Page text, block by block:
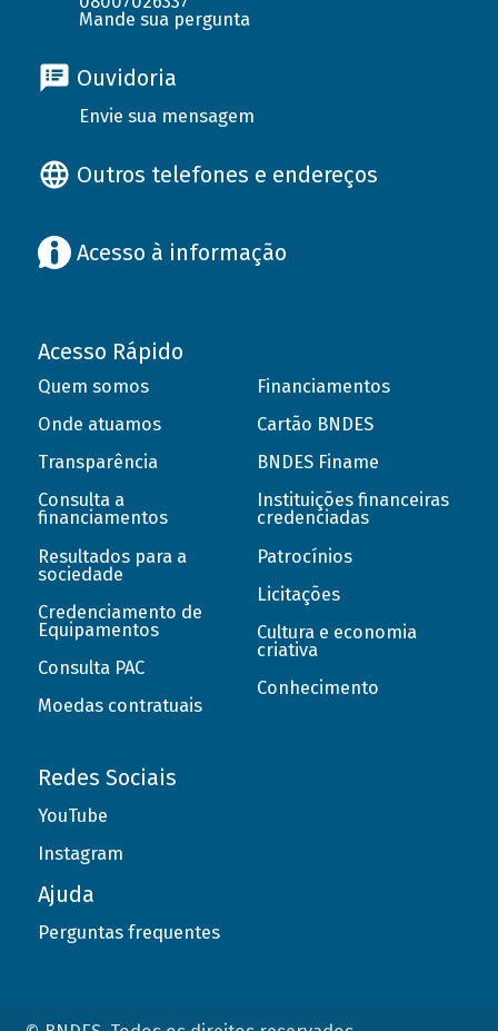
Mande sua pergunta
Ouvidoria
Envie sua mensagem
Outros telefones e endereços
Acesso à informação
Acesso Rápido
Quem somos
Onde atuamos
Transparência
Consulta a
financiamentos
Resultados para a
sociedade
Credenciamento de
Equipamentos
Consulta PAC
Moedas contratuais
Financiamentos
Cartão BNDES
BNDES Finame
Instituições financeiras
credenciadas
Patrocínios
Licitações
Cultura e economia
criativa
Conhecimento
Redes Sociais
YouTube
Instagram
Ajuda
Perguntas frequentes